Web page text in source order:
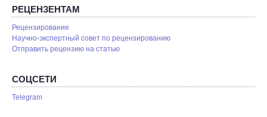
РЕЦЕНЗЕНТАМ
Рецензирование
Научно-экспертный совет по рецензированию
Отправить рецензию на статью
СОЦСЕТИ
Telegram